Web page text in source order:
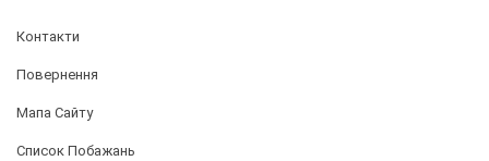
Контакти
Повернення
Мапа Сайту
Список Побажань